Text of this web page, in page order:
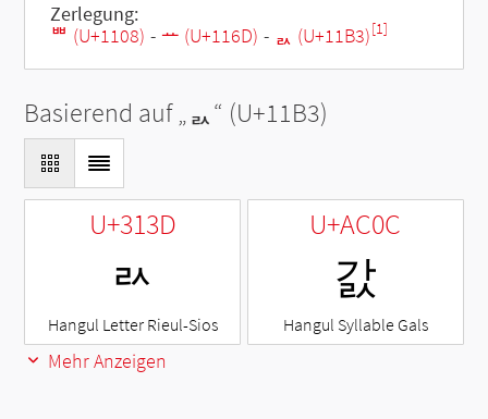
Zerlegung:
ᄈ (U+1108) - ᅭ (U+116D) - ᆳ (U+11B3)[1]
Basierend auf „ᆳ“ (U+11B3)
U+313D
ㄽ
Hangul Letter Rieul-Sios
U+AC0C
갌
Hangul Syllable Gals
Mehr Anzeigen